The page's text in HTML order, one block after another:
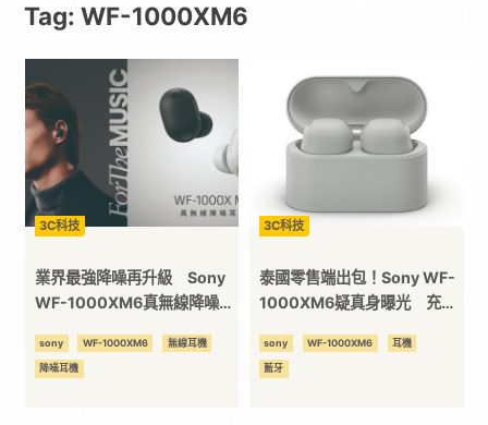
動
漫
二
次
元
｜
Tag: WF-1000XM6
3C科技
業界最強降噪再升級 Sony
WF-1000XM6真無線降噪耳
sony WF-1000XM6 無線耳機
降噪耳機
3C科技
泰國零售端出包！Sony WF-
1000XM6疑真身曝光 充電
sony WF-1000XM6 耳機
藍牙